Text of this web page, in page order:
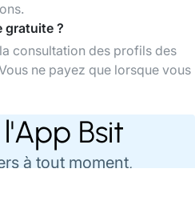
gratuite ?
consultation des profils des
ne payez que lorsque vous
Bsit
à tout moment,